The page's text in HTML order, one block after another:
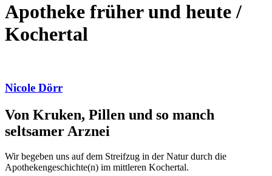
Apotheke früher und heute /
Kochertal
Nicole Dörr
Von Kruken, Pillen und so manch
seltsamer Arznei
Wir begeben uns auf dem Streifzug in der Natur durch die
Apothekengeschichte(n) im mittleren Kochertal.